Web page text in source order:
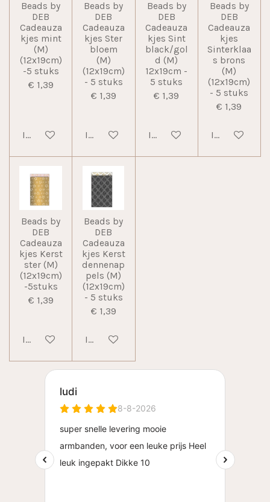
Beads by
DEB
Cadeauza
kjes mint
(M)
(12x19cm)
-5 stuks
€ 1,39
In winkelwagen
Beads by
DEB
Cadeauza
kjes Ster
bloem
(M)
(12x19cm)
- 5 stuks
€ 1,39
In winkelwagen
Beads by
DEB
Cadeauza
kjes Sint
black/gol
d (M)
12x19cm -
5 stuks
€ 1,39
In winkelwagen
Beads by
DEB
Cadeauza
kjes
Sinterklaa
s brons
(M)
(12x19cm)
- 5 stuks
€ 1,39
In
Beads by
DEB
Cadeauza
kjes Kerst
ster (M)
(12x19cm)
-5stuks
€ 1,39
In winkelwagen
Beads by
DEB
Cadeauza
kjes Kerst
dennenap
pels (M)
(12x19cm)
- 5 stuks
€ 1,39
In winkelwagen